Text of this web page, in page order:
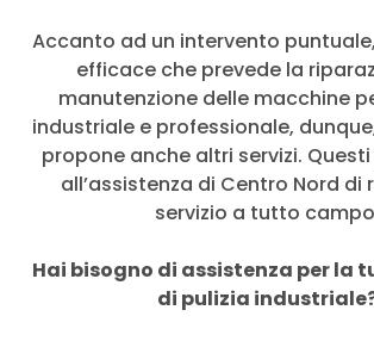
Accanto ad un intervento
efficace che prevede la
manutenzione delle macchine
industriale e professionale,
propone anche altri servizi.
all’assistenza di Centro Nord di
servizio a tutto
Hai bisogno di assistenza per la
di pulizia